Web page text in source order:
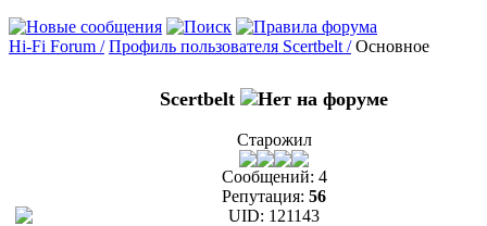
Hi-Fi Forum / Профиль пользователя Scertbelt / Основное
Scertbelt
Старожил
Сообщений: 4
Репутация: 56
UID: 121143